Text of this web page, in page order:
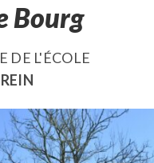
Bourg
DE L'ÉCOLE